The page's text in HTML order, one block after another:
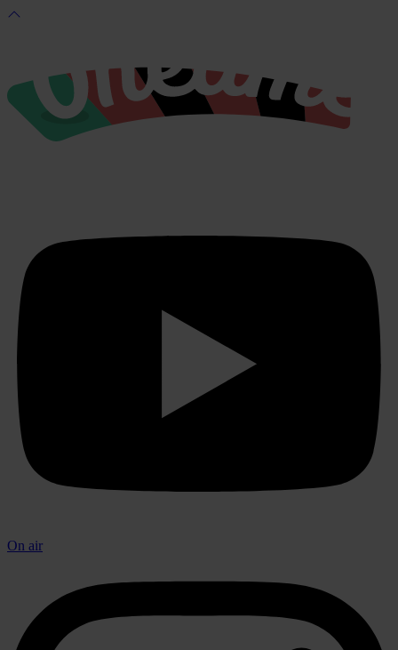
On air